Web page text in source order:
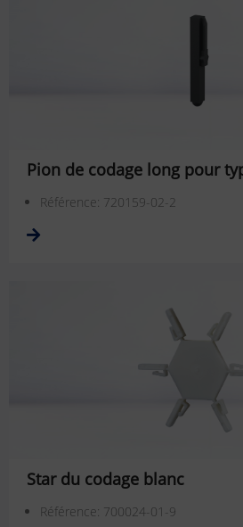
Pion de codage long pour
Référence: 720159-02-2
Star du codage blanc
Référence: 700024-01-9